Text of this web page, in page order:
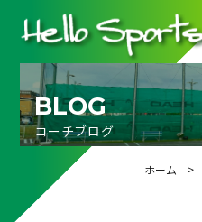
BLOG
コーチブログ
ホーム >